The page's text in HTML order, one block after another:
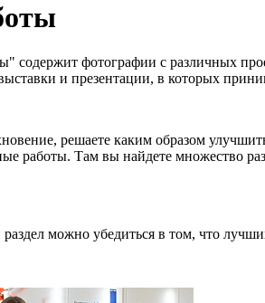
содержит фотографии с различных
и презентации, в которых
решаете каким образом
работы. Там вы найдете множество
можно убедиться в том, что